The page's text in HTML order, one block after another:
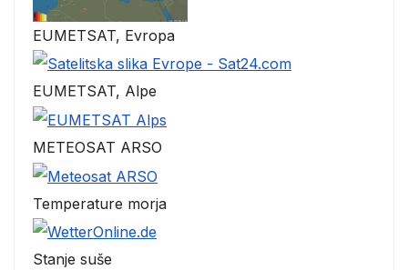
EUMETSAT, Evropa
EUMETSAT, Alpe
METEOSAT ARSO
Temperature morja
Stanje suše